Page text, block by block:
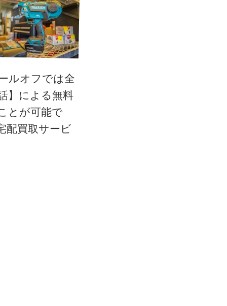
ルオフでは全
】による無料
とが可能で
配買取サービ